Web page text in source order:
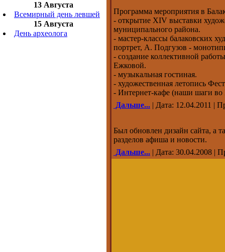
13 Августа
Всемирный день левшей
15 Августа
День археолога
Программа мероприятия в
- открытие XIV выставки
муниципального района.
- мастер-классы балаковских
портрет, А. Подгузов -
- создание коллективной
Ежковой.
- музыкальная гостиная.
- художественная летопись
- Интернет-кафе (наши шаги во
Дальше... | Дата: 12.04.2011 |
Был обновлен дизайн сайта, а
разделов афиша и новости.
Дальше... | Дата: 30.04.2008 |